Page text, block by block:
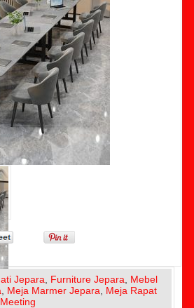
Jepara Furniture Jepara
Mebel
Meja Marmer Jepara
Meja Rapat